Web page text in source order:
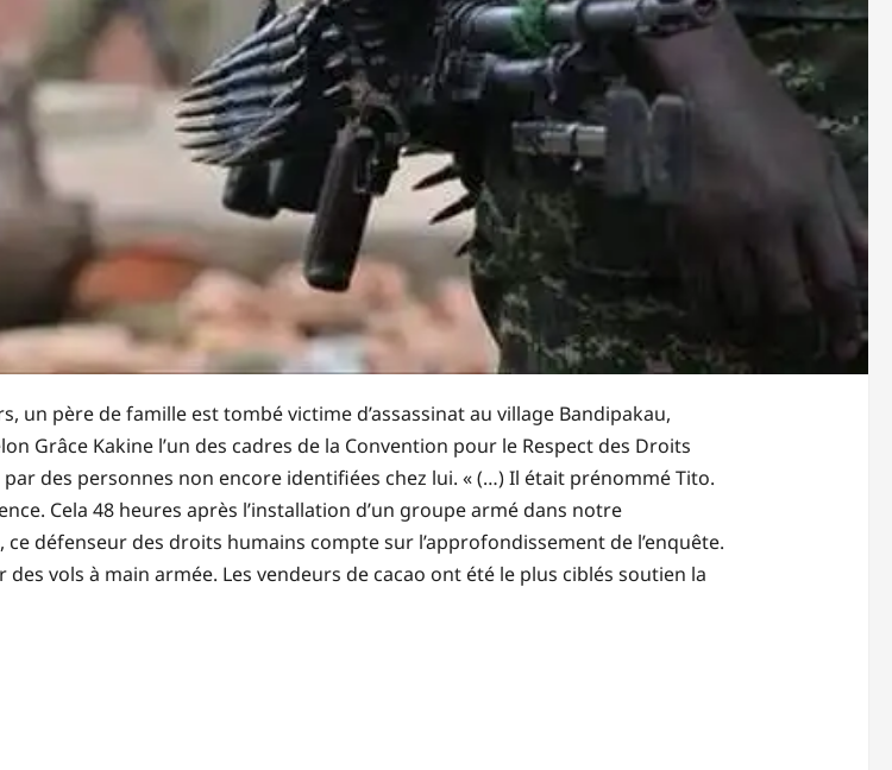
un père de famille est tombé victime d’assassinat au village Bandipakau,
Grâce Kakine l’un des cadres de la Convention pour le Respect des Droits
des personnes non encore identifiées chez lui. « (…) Il était prénommé Tito.
Cela 48 heures après l’installation d’un groupe armé dans notre
défenseur des droits humains compte sur l’approfondissement de l’enquête.
vols à main armée. Les vendeurs de cacao ont été le plus ciblés soutien la